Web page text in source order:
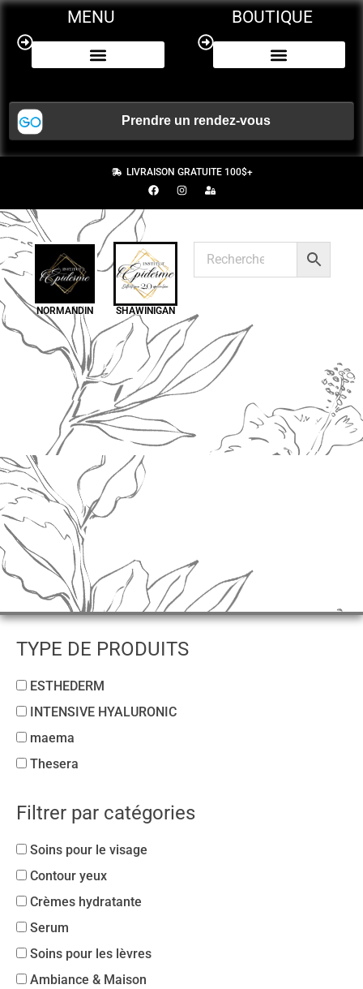
MENU BOUTIQUE
LIVRAISON GRATUITE 100$+
NORMANDIN SHAWINIGAN
TYPE DE PRODUITS
ESTHEDERM
INTENSIVE HYALURONIC
maema
Thesera
Filtrer par catégories
Soins pour le visage
Contour yeux
Crèmes hydratante
Serum
Soins pour les lèvres
Ambiance & Maison